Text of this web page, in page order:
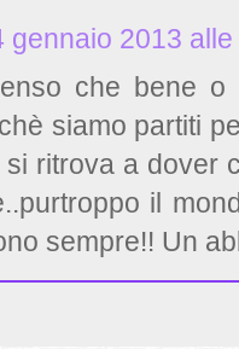
gennaio 2013
che bene
siamo partiti
ritrova a dover
il
sempre!! Un